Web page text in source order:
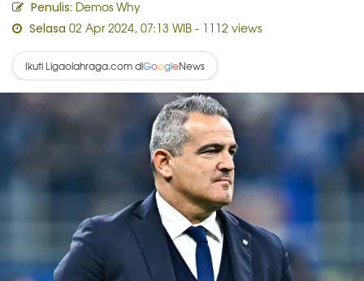
Penulis: Demos Why
Selasa 02 Apr 2024, 07:13 WIB - 1112 views
Ikuti Ligaolahraga.com diGoogleNews